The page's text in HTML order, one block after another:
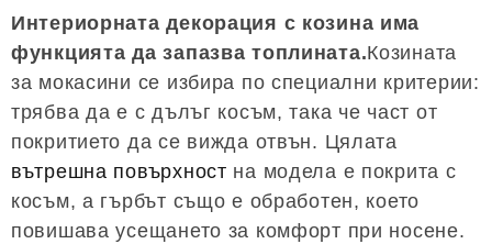
Интериорната декорация с козина има
функцията да запазва топлината.Козината
за мокасини се избира по специални критерии:
трябва да е с дълъг косъм, така че част от
покритието да се вижда отвън. Цялата
вътрешна повърхност на модела е покрита с
косъм, а гърбът също е обработен, което
повишава усещането за комфорт при носене.